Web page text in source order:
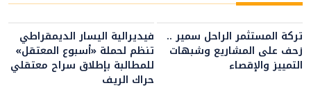
تركة المستثمر الراحل سمير ..
زحف على المشاريع وشبهات
التمييز والإقصاء
فيديرالية اليسار الديمقراطي
تنظم لحملة «أسبوع المعتقل»
للمطالبة بإطلاق سراح معتقلي
حراك الريف